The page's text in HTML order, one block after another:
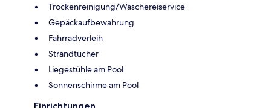
Trockenreinigung/Wäschereiservice
Gepäckaufbewahrung
Fahrradverleih
Strandtücher
Liegestühle am Pool
Sonnenschirme am Pool